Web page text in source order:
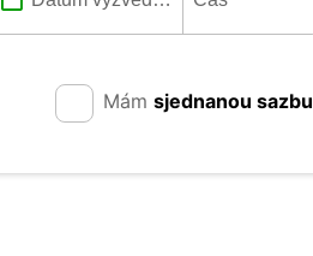
Mám sjednanou sazbu